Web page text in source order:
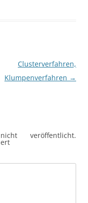
Clusterverfahren,
Klumpenverfahren →
veröffentlicht.